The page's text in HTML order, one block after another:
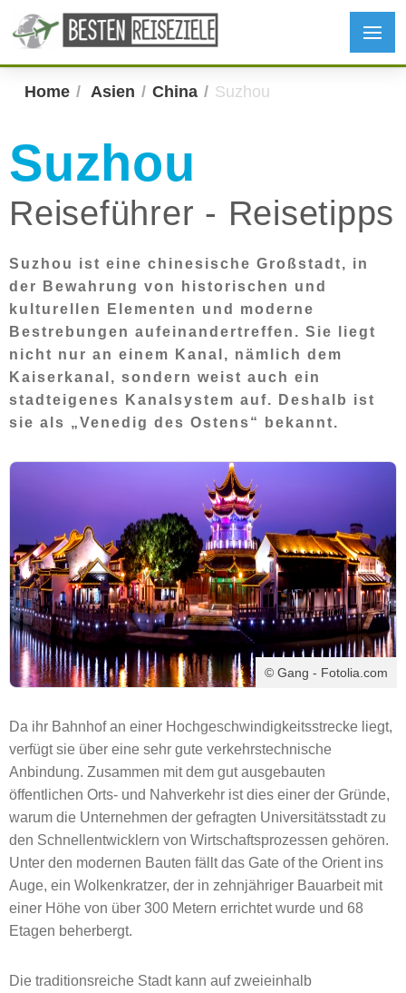
Home Asien China Suzhou
Suzhou
Reiseführer - Reisetipps
Suzhou ist eine chinesische Großstadt, in
der Bewahrung von historischen und
kulturellen Elementen und moderne
Bestrebungen aufeinandertreffen. Sie liegt
nicht nur an einem Kanal, nämlich dem
Kaiserkanal, sondern weist auch ein
stadteigenes Kanalsystem auf. Deshalb ist
sie als „Venedig des Ostens“ bekannt.
© Gang - Fotolia.com
Da ihr Bahnhof an einer Hochgeschwindigkeitsstrecke liegt,
verfügt sie über eine sehr gute verkehrstechnische
Anbindung. Zusammen mit dem gut ausgebauten
öffentlichen Orts- und Nahverkehr ist dies einer der Gründe,
warum die Unternehmen der gefragten Universitätsstadt zu
den Schnellentwicklern von Wirtschaftsprozessen gehören.
Unter den modernen Bauten fällt das Gate of the Orient ins
Auge, ein Wolkenkratzer, der in zehnjähriger Bauarbeit mit
einer Höhe von über 300 Metern errichtet wurde und 68
Etagen beherbergt.
Die traditionsreiche Stadt kann auf zweieinhalb